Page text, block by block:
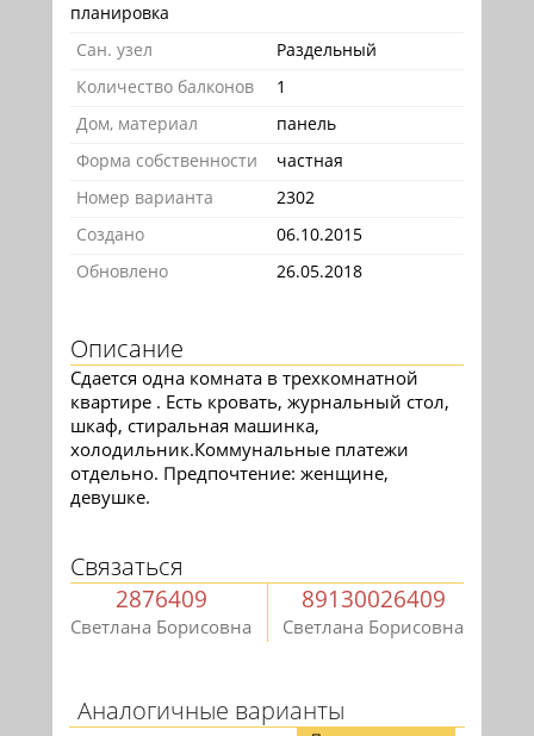
планировка
Сан. узел
Раздельный
Количество балконов
1
Дом, материал
панель
Форма собственности
частная
Номер варианта
2302
Создано
06.10.2015
Обновлено
26.05.2018
Описание
Сдается одна комната в трехкомнатной
квартире . Есть кровать, журнальный стол,
шкаф, стиральная машинка,
холодильник.Коммунальные платежи
отдельно. Предпочтение: женщине,
девушке.
Связаться
2876409
Светлана Борисовна
89130026409
Светлана Борисовна
Аналогичные варианты